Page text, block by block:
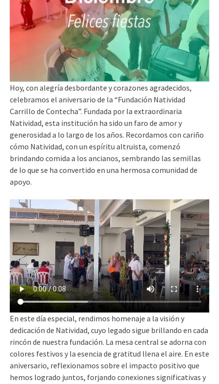
Hoy, con alegría desbordante y corazones agradecidos,
celebramos el aniversario de la “Fundación Natividad
Carrillo de Contecha”. Fundada por la extraordinaria
Natividad, esta institución ha sido un faro de amor y
generosidad a lo largo de los años. Recordamos con cariño
cómo Natividad, con un espíritu altruista, comenzó
brindando comida a los ancianos, sembrando las semillas
de lo que se ha convertido en una hermosa comunidad de
apoyo.
En este día especial, rendimos homenaje a la visión y
dedicación de Natividad, cuyo legado sigue brillando en cada
rincón de nuestra fundación. La mesa central se adorna con
colores festivos y la esencia de gratitud llena el aire. En este
aniversario, reflexionamos sobre el impacto positivo que
hemos logrado juntos, forjando conexiones significativas y